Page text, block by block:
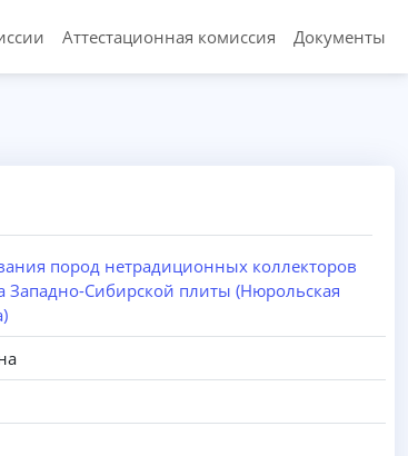
Аттестационная комиссия Документы
пород нетрадиционных коллекторов
Западно-Сибирской плиты (Нюрольская